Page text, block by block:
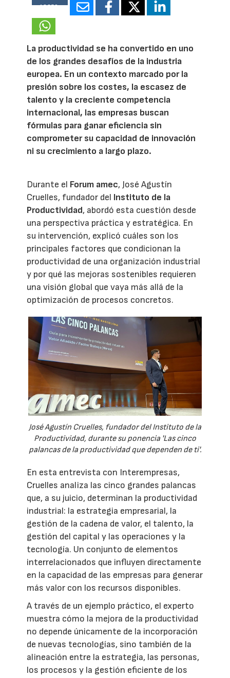
18350
La productividad se ha convertido en uno
de los grandes desafíos de la industria
europea. En un contexto marcado por la
presión sobre los costes, la escasez de
talento y la creciente competencia
internacional, las empresas buscan
fórmulas para ganar eficiencia sin
comprometer su capacidad de innovación
ni su crecimiento a largo plazo.
Durante el Forum amec, José Agustín
Cruelles, fundador del Instituto de la
Productividad, abordó esta cuestión desde
una perspectiva práctica y estratégica. En
su intervención, explicó cuáles son los
principales factores que condicionan la
productividad de una organización industrial
y por qué las mejoras sostenibles requieren
una visión global que vaya más allá de la
optimización de procesos concretos.
José Agustín Cruelles, fundador del Instituto de la
Productividad, durante su ponencia 'Las cinco
palancas de la productividad que dependen de ti'.
En esta entrevista con Interempresas,
Cruelles analiza las cinco grandes palancas
que, a su juicio, determinan la productividad
industrial: la estrategia empresarial, la
gestión de la cadena de valor, el talento, la
gestión del capital y las operaciones y la
tecnología. Un conjunto de elementos
interrelacionados que influyen directamente
en la capacidad de las empresas para generar
más valor con los recursos disponibles.
A través de un ejemplo práctico, el experto
muestra cómo la mejora de la productividad
no depende únicamente de la incorporación
de nuevas tecnologías, sino también de la
alineación entre la estrategia, las personas,
los procesos y la gestión eficiente de los